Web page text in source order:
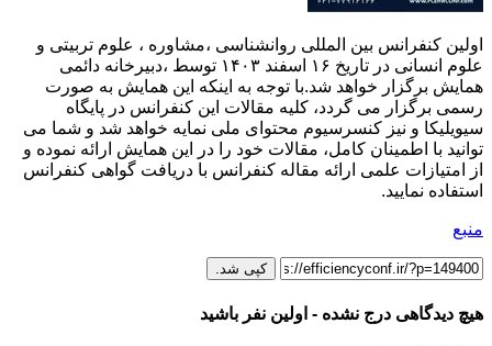
اولین کنفرانس بین المللی روانشناسی ،مشاوره ، علوم تربیتی و
علوم انسانی در تاریخ ۱۶ اسفند ۱۴۰۳ توسط ،دبیرخانه دائمی
همایش برگزار خواهد شد.با توجه به اینکه این همایش به صورت
رسمی برگزار می گردد، کلیه مقالات این کنفرانس در پایگاه
سیویلیکا و نیز کنسرسیوم محتوای ملی نمایه خواهد شد و شما می
توانید با اطمینان کامل، مقالات خود را در این همایش ارائه نموده و
از امتیازات علمی ارائه مقاله کنفرانس با دریافت گواهی کنفرانس
استفاده نمایید.
منبع
کپی شد.
هیچ دیدگاهی درج نشده - اولین نفر باشید